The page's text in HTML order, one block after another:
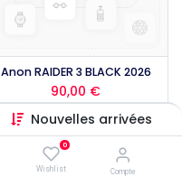
Nouvelles arrivées
0
Wishlist Compte
Anon RAIDER 3 BLACK 2026
90,00 €